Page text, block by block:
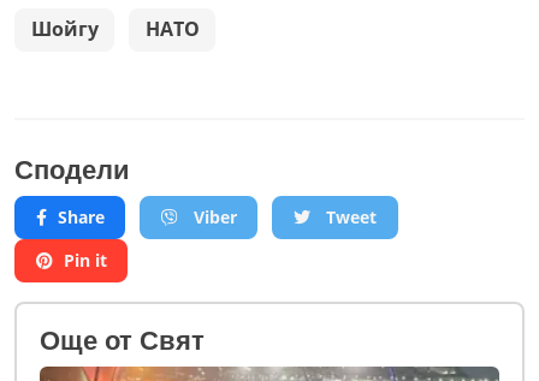
Шойгу НАТО
Сподели
Share Viber
Tweet
Pin it
Oще от Свят